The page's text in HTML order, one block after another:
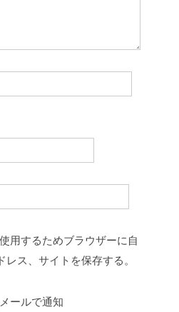
用するためブラウザーに自
ス、サイトを保存する。
ールで通知